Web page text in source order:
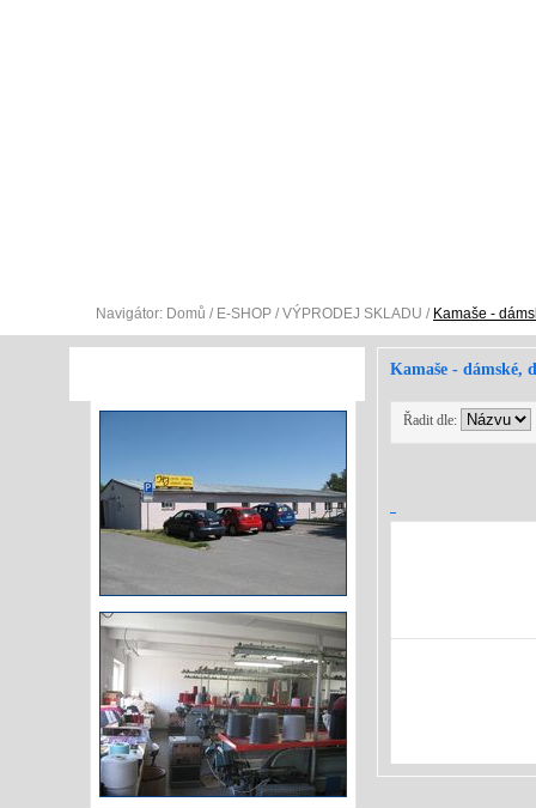
Navigátor: Domů / E-SHOP / VÝPRODEJ SKLADU / Kamaše -
Kamaše - dámské,
Řadit dle: